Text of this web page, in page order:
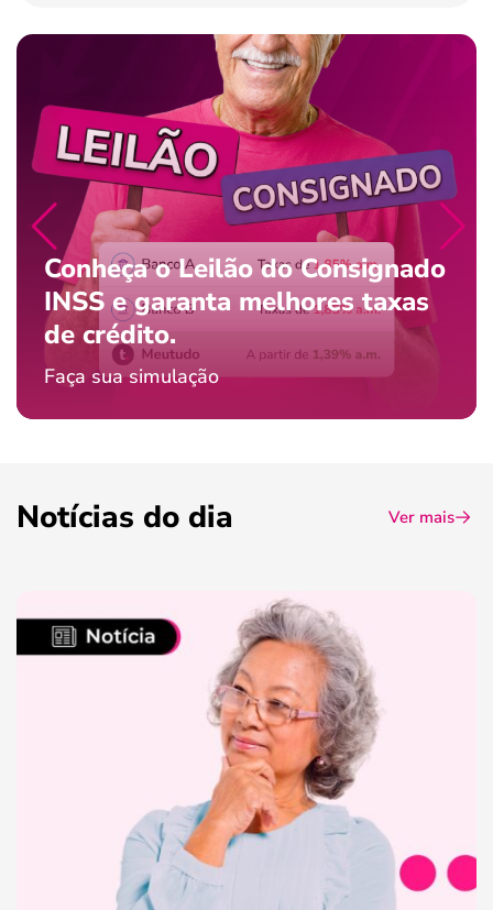
Conheça o Leilão do Consignado
INSS e garanta melhores taxas
de crédito.
Faça sua simulação
Notícias do dia Ver mais